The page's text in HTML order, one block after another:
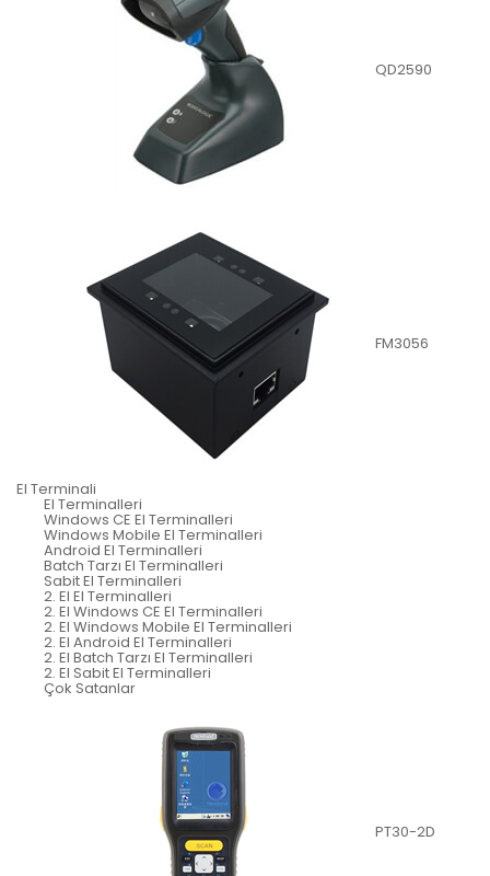
QD2590
FM3056
El Terminali
El Terminalleri
Windows CE El Terminalleri
Windows Mobile El Terminalleri
Android El Terminalleri
Batch Tarzı El Terminalleri
Sabit El Terminalleri
2. El El Terminalleri
2. El Windows CE El Terminalleri
2. El Windows Mobile El Terminalleri
2. El Android El Terminalleri
2. El Batch Tarzı El Terminalleri
2. El Sabit El Terminalleri
Çok Satanlar
PT30-2D